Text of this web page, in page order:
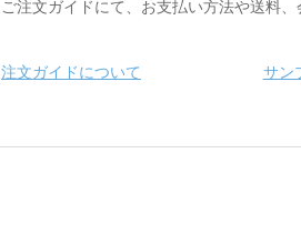
ご注文ガイドにて、お支払い方法や送料
注文ガイドについて サン